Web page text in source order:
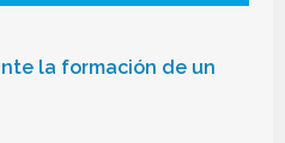
la formación de un